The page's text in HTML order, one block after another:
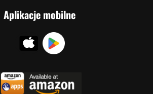
Aplikacje mobilne